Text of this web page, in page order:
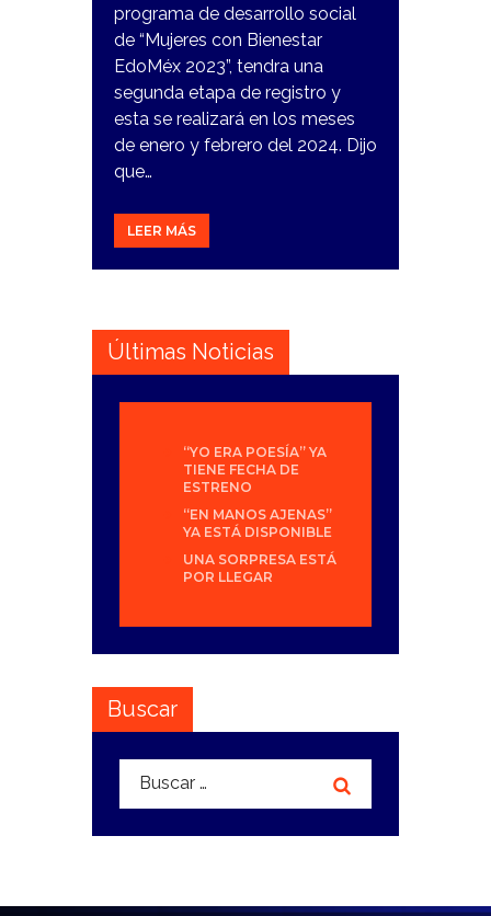
programa de desarrollo social
de “Mujeres con Bienestar
EdoMéx 2023”, tendra una
segunda etapa de registro y
esta se realizará en los meses
de enero y febrero del 2024. Dijo
que…
LEER MÁS
Últimas Noticias
“YO ERA POESÍA” YA
TIENE FECHA DE
ESTRENO
“EN MANOS AJENAS”
YA ESTÁ DISPONIBLE
UNA SORPRESA ESTÁ
POR LLEGAR
Buscar
Buscar: